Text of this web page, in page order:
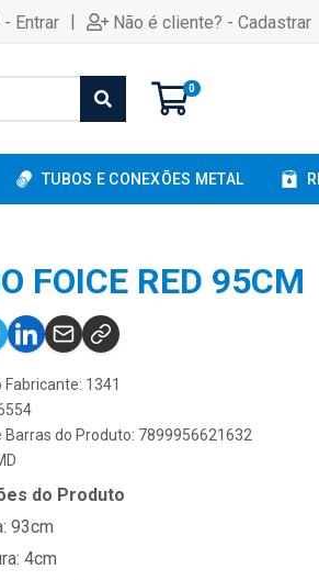
Entrar | Não é cliente? - Cadastrar
0
TUBOS E CONEXÕES METAL
FOICE RED 95CM
Fabricante: 1341
Barras do Produto: 7899956621632
do Produto
93cm
4cm